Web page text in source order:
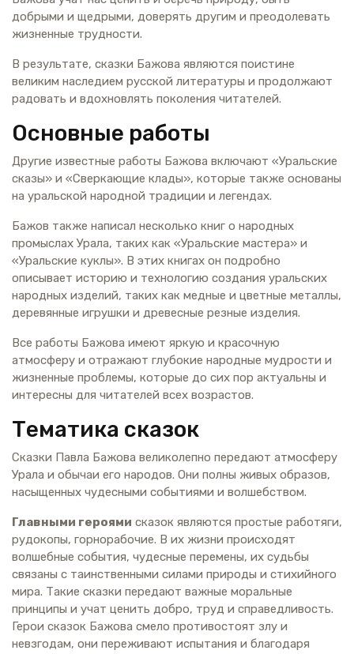
добрыми и щедрыми, доверять другим и преодолевать
жизненные трудности.
В результате, сказки Бажова являются поистине
великим наследием русской литературы и продолжают
радовать и вдохновлять поколения читателей.
Основные работы
Другие известные работы Бажова включают «Уральские
сказы» и «Сверкающие клады», которые также основаны
на уральской народной традиции и легендах.
Бажов также написал несколько книг о народных
промыслах Урала, таких как «Уральские мастера» и
«Уральские куклы». В этих книгах он подробно
описывает историю и технологию создания уральских
народных изделий, таких как медные и цветные металлы,
деревянные игрушки и древесные резные изделия.
Все работы Бажова имеют яркую и красочную
атмосферу и отражают глубокие народные мудрости и
жизненные проблемы, которые до сих пор актуальны и
интересны для читателей всех возрастов.
Тематика сказок
Сказки Павла Бажова великолепно передают атмосферу
Урала и обычаи его народов. Они полны живых образов,
насыщенных чудесными событиями и волшебством.
Главными героями сказок являются простые работяги,
рудокопы, горнорабочие. В их жизни происходят
волшебные события, чудесные перемены, их судьбы
связаны с таинственными силами природы и стихийного
мира. Такие сказки передают важные моральные
принципы и учат ценить добро, труд и справедливость.
Герои сказок Бажова смело противостоят злу и
невзгодам, они переживают испытания и благодаря